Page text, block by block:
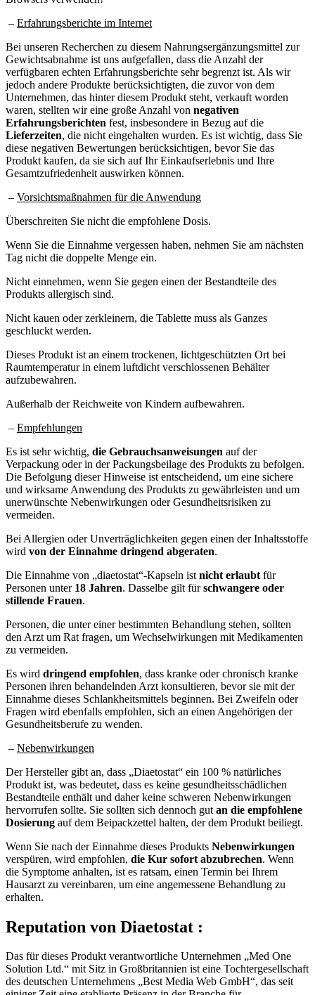
– Erfahrungsberichte im Internet
Bei unseren Recherchen zu diesem Nahrungsergänzungsmittel zur
Gewichtsabnahme ist uns aufgefallen, dass die Anzahl der
verfügbaren echten Erfahrungsberichte sehr begrenzt ist. Als wir
jedoch andere Produkte berücksichtigten, die zuvor von dem
Unternehmen, das hinter diesem Produkt steht, verkauft worden
waren, stellten wir eine große Anzahl von negativen
Erfahrungsberichten fest, insbesondere in Bezug auf die
Lieferzeiten, die nicht eingehalten wurden. Es ist wichtig, dass Sie
diese negativen Bewertungen berücksichtigen, bevor Sie das
Produkt kaufen, da sie sich auf Ihr Einkaufserlebnis und Ihre
Gesamtzufriedenheit auswirken können.
– Vorsichtsmaßnahmen für die Anwendung
Überschreiten Sie nicht die empfohlene Dosis.
Wenn Sie die Einnahme vergessen haben, nehmen Sie am nächsten
Tag nicht die doppelte Menge ein.
Nicht einnehmen, wenn Sie gegen einen der Bestandteile des
Produkts allergisch sind.
Nicht kauen oder zerkleinern, die Tablette muss als Ganzes
geschluckt werden.
Dieses Produkt ist an einem trockenen, lichtgeschützten Ort bei
Raumtemperatur in einem luftdicht verschlossenen Behälter
aufzubewahren.
Außerhalb der Reichweite von Kindern aufbewahren.
– Empfehlungen
Es ist sehr wichtig, die Gebrauchsanweisungen auf der
Verpackung oder in der Packungsbeilage des Produkts zu befolgen.
Die Befolgung dieser Hinweise ist entscheidend, um eine sichere
und wirksame Anwendung des Produkts zu gewährleisten und um
unerwünschte Nebenwirkungen oder Gesundheitsrisiken zu
vermeiden.
Bei Allergien oder Unverträglichkeiten gegen einen der Inhaltsstoffe
wird von der Einnahme dringend abgeraten.
Die Einnahme von „diaetostat“-Kapseln ist nicht erlaubt für
Personen unter 18 Jahren. Dasselbe gilt fürschwangere oder
stillende Frauen.
Personen, die unter einer bestimmten Behandlung stehen, sollten
den Arzt um Rat fragen, um Wechselwirkungen mit Medikamenten
zu vermeiden.
Es wird dringend empfohlen, dass kranke oder chronisch kranke
Personen ihren behandelnden Arzt konsultieren, bevor sie mit der
Einnahme dieses Schlankheitsmittels beginnen. Bei Zweifeln oder
Fragen wird ebenfalls empfohlen, sich an einen Angehörigen der
Gesundheitsberufe zu wenden.
– Nebenwirkungen
Der Hersteller gibt an, dass „Diaetostat“ ein 100 % natürliches
Produkt ist, was bedeutet, dass es keine gesundheitsschädlichen
Bestandteile enthält und daher keine schweren Nebenwirkungen
hervorrufen sollte. Sie sollten sich dennoch gut an die empfohlene
Dosierung auf dem Beipackzettel halten, der dem Produkt beiliegt.
Wenn Sie nach der Einnahme dieses Produkts Nebenwirkungen
verspüren, wird empfohlen, die Kur sofort abzubrechen. Wenn
die Symptome anhalten, ist es ratsam, einen Termin bei Ihrem
Hausarzt zu vereinbaren, um eine angemessene Behandlung zu
erhalten.
Reputation von Diaetostat :
Das für dieses Produkt verantwortliche Unternehmen „Med One
Solution Ltd.“ mit Sitz in Großbritannien ist eine Tochtergesellschaft
des deutschen Unternehmens „Best Media Web GmbH“, das seit